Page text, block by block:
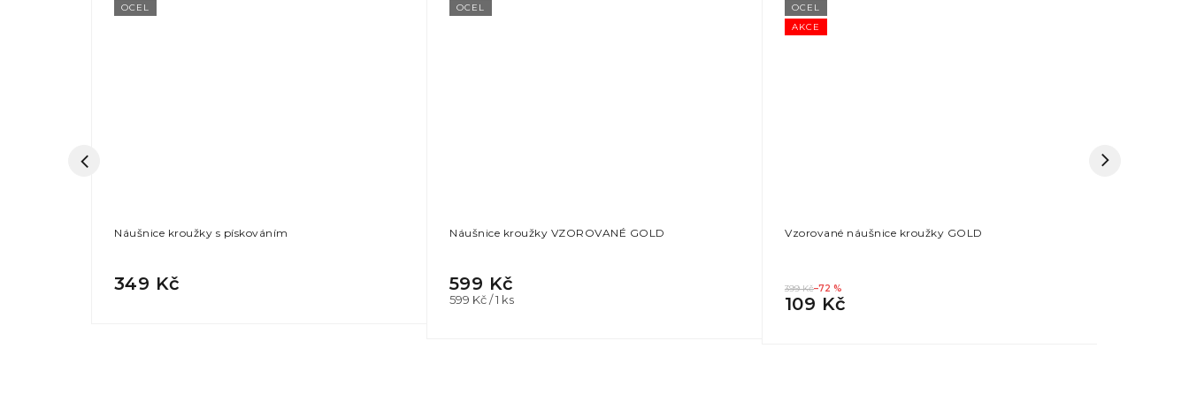
OCEL
Náušnice kroužky s pískováním
349 Kč
OCEL
Náušnice kroužky VZOROVANÉ GOLD
599 Kč
Měrná
599 Kč / 1 ks
AKCE
OCEL
Vzorované náušnice kroužky GOLD
399 Kč–72 %
109 Kč